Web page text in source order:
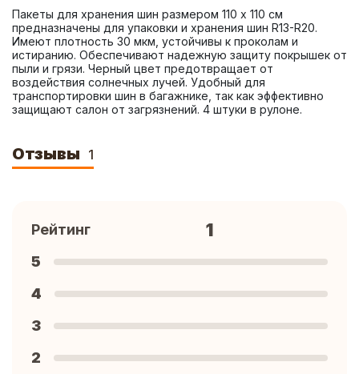
Пакеты для хранения шин размером 110 х 110 см
предназначены для упаковки и хранения шин R13-R20.
Имеют плотность 30 мкм, устойчивы к проколам и
истиранию. Обеспечивают надежную защиту покрышек от
пыли и грязи. Черный цвет предотвращает от
воздействия солнечных лучей. Удобный для
транспортировки шин в багажнике, так как эффективно
защищают салон от загрязнений. 4 штуки в рулоне.
Отзывы 1
Рейтинг 1
5
4
3
2